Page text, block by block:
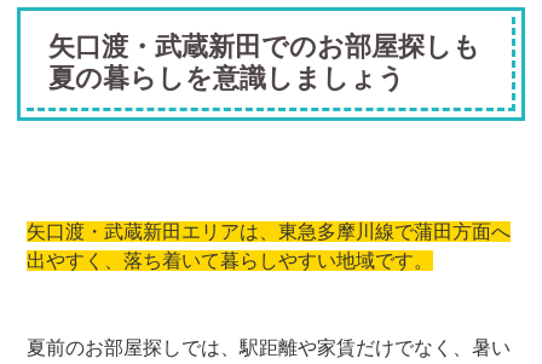
矢口渡・武蔵新田でのお部屋探しも
夏の暮らしを意識しましょう
矢口渡・武蔵新田エリアは、東急多摩川線で蒲田方面へ
出やすく、落ち着いて暮らしやすい地域です。
夏前のお部屋探しでは、駅距離や家賃だけでなく、暑い